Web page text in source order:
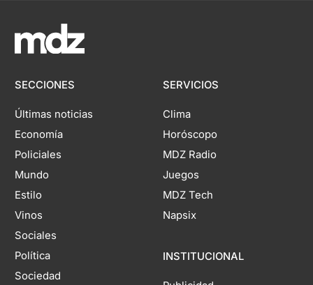
SECCIONES
Últimas noticias
Economía
Policiales
Mundo
Estilo
Vinos
Sociales
Política
Sociedad
SERVICIOS
Clima
Horóscopo
MDZ Radio
Juegos
MDZ Tech
Napsix
INSTITUCIONAL